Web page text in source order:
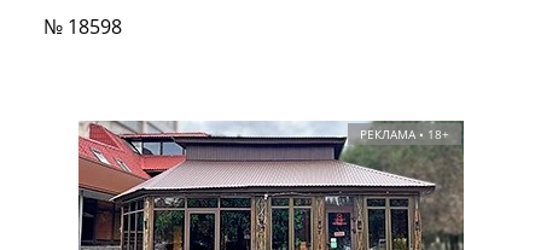
№ 18598
РЕКЛАМА • 18+